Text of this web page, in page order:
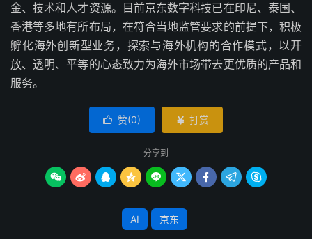
金、技术和人才资源。目前京东数字科技已在印尼、泰国、
香港等多地有所布局，在符合当地监管要求的前提下，积极
孵化海外创新型业务，探索与海外机构的合作模式，以开
放、透明、平等的心态致力为海外市场带去更优质的产品和
服务。
 赞(0)  打赏
分享到
        
AI 京东